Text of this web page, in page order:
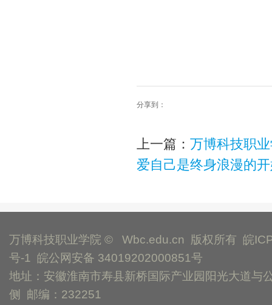
分享到：
上一篇：万博科技职
爱自己是终身浪漫的
万博科技职业学院 © Wbc.edu.cn 版权所有 皖
号-1
皖公网安备 34019202000851号
地址：安徽淮南市寿县新桥国际产业园阳光大道与
侧 邮编：232251